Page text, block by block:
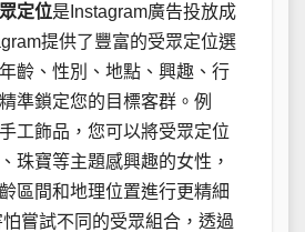
定位是Instagram廣告投放成
提供了豐富的受眾定位選
齡、性別、地點、興趣、行
準鎖定您的目標客群。例
工飾品，您可以將受眾定位
珠寶等主題感興趣的女性，
區間和地理位置進行更精細
嘗試不同的受眾組合，透過